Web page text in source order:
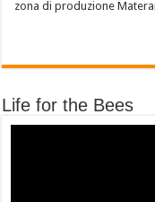
zona di produzione
Life for the Bees